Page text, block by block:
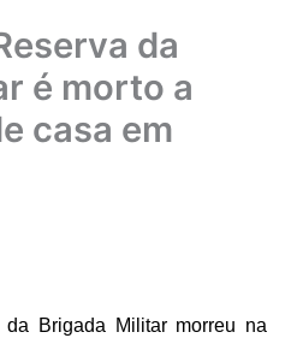
da
é morto a
casa em
Brigada Militar morreu na